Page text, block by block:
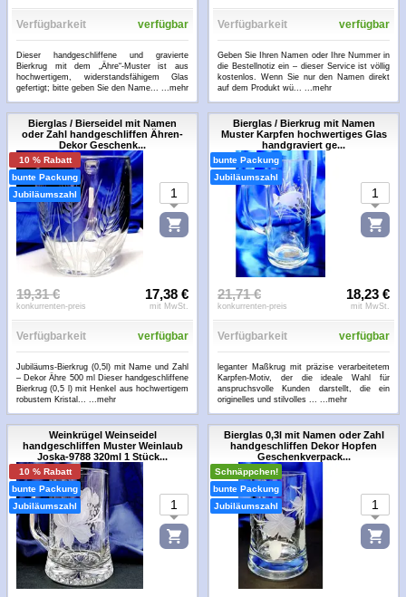
Verfügbarkeit verfügbar
Dieser handgeschliffene und gravierte
Bierkrug mit dem „Ähre“-Muster ist aus
hochwertigem, widerstandsfähigem Glas
gefertigt; bitte geben Sie den Name... ...mehr
Verfügbarkeit verfügbar
Geben Sie Ihren Namen oder Ihre Nummer in
die Bestellnotiz ein – dieser Service ist völlig
kostenlos. Wenn Sie nur den Namen direkt
auf dem Produkt wü... ...mehr
Bierglas / Bierseidel mit Namen
oder Zahl handgeschliffen Ähren-
Dekor Geschenk...
10 % Rabatt
bunte Packung
Jubiläumszahl
19,31 €
konkurrenten-preis
17,38 €
mit MwSt.
Verfügbarkeit verfügbar
Jubiläums-Bierkrug (0,5l) mit Name und Zahl
– Dekor Ähre 500 ml Dieser handgeschliffene
Bierkrug (0,5 l) mit Henkel aus hochwertigem
robustem Kristal... ...mehr
Bierglas / Bierkrug mit Namen
Muster Karpfen hochwertiges Glas
handgraviert ge...
bunte Packung
Jubiläumszahl
21,71 €
konkurrenten-preis
18,23 €
mit MwSt.
Verfügbarkeit verfügbar
leganter Maßkrug mit präzise verarbeitetem
Karpfen-Motiv, der die ideale Wahl für
anspruchsvolle Kunden darstellt, die ein
originelles und stilvolles ... ...mehr
Weinkrügel Weinseidel
handgeschliffen Muster Weinlaub
Joska-9788 320ml 1 Stück...
10 % Rabatt
bunte Packung
Jubiläumszahl
Bierglas 0,3l mit Namen oder Zahl
handgeschliffen Dekor Hopfen
Geschenkverpack...
Schnäppchen!
bunte Packung
Jubiläumszahl